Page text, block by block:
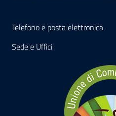
Telefono e posta elettronica
Sede e Uffici